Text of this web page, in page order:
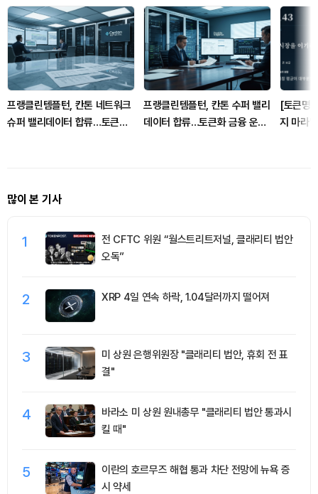
프랭클린템플턴, 칸톤 네트워크
슈퍼 밸리데이터 합류…토큰화
프랭클린템플턴, 칸톤 수퍼 밸리
데이터 합류…토큰화 금융 운영
[토큰명
지 마라"
많이 본 기사
1
전 CFTC 위원 “월스트리트저널, 클래리티 법안
오독”
2 XRP 4일 연속 하락, 1.04달러까지 떨어져
3
미 상원 은행위원장 "클래리티 법안, 휴회 전 표
결"
4
바라소 미 상원 원내총무 "클래리티 법안 통과시
킬 때"
5
이란의 호르무즈 해협 통과 차단 전망에 뉴욕 증
시 약세